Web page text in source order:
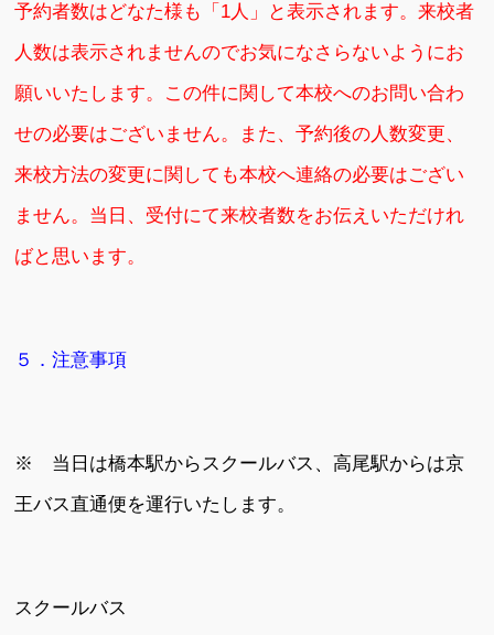
予約者数はどなた様も「1人」と表示されます。来校者
人数は表示されませんのでお気になさらないようにお
願いいたします。この件に関して本校へのお問い合わ
せの必要はございません。また、予約後の人数変更、
来校方法の変更に関しても本校へ連絡の必要はござい
ません。当日、受付にて来校者数をお伝えいただけれ
ばと思います。
５．注意事項
※ 当日は橋本駅からスクールバス、高尾駅からは京
王バス直通便を運行いたします。
スクールバス